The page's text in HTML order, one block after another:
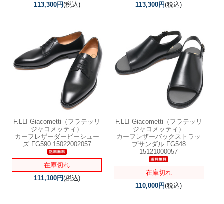
113,300円(税込)
113,300円(税込)
F.LLI Giacometti（フラテッリ
ジャコメッティ）
カーフレザーダービーシュー
ズ FG590 15022002057
在庫切れ
111,100円(税込)
F.LLI Giacometti（フラテッリ
ジャコメッティ）
カーフレザーバックストラッ
プサンダル FG548
15121000057
在庫切れ
110,000円(税込)